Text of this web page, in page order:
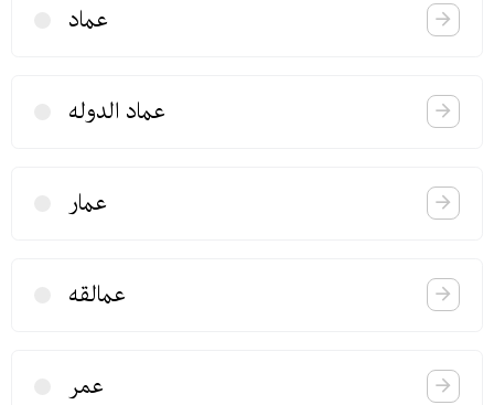
عماد
عماد الدوله
عمار
عمالقه
عمر